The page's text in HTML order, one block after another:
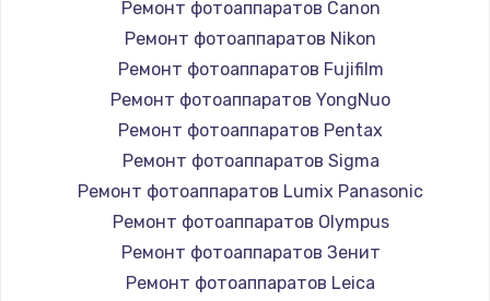
Ремонт фотоаппаратов Canon
Ремонт фотоаппаратов Nikon
Ремонт фотоаппаратов Fujifilm
Ремонт фотоаппаратов YongNuo
Ремонт фотоаппаратов Pentax
Ремонт фотоаппаратов Sigma
Ремонт фотоаппаратов Lumix Panasonic
Ремонт фотоаппаратов Olympus
Ремонт фотоаппаратов Зенит
Ремонт фотоаппаратов Leica